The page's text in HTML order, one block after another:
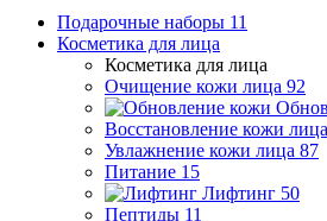
Подарочные наборы 11
Косметика для лица
Косметика для лица
Очищение кожи лица 92
Восстановление кожи лица
Увлажнение кожи лица 87
Питание 15
Лифтинг 50
Пептиды 11